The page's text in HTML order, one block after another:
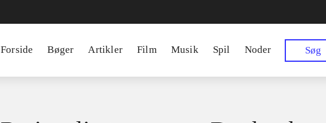
Forside Bøger Artikler Film Musik Spil Noder Søg